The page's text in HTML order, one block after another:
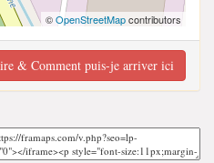
©OpenStreetMapcontributors
& Comment puis-je arriver ici